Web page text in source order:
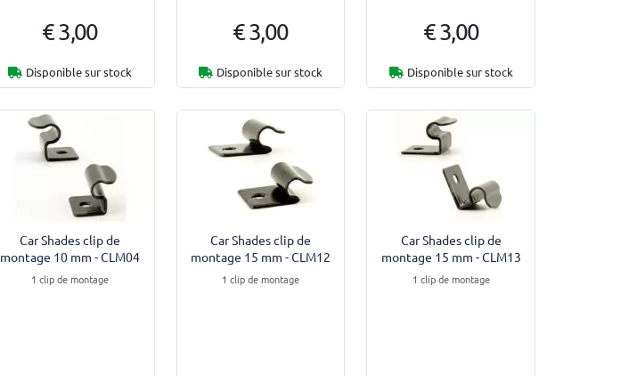
€ 3,00
Disponible sur stock
€ 3,00
Disponible sur stock
€ 3,00
Disponible sur stock
Car Shades clip de
montage 10 mm - CLM04
1 clip de montage
Car Shades clip de
montage 15 mm - CLM12
1 clip de montage
Car Shades clip de
montage 15 mm - CLM13
1 clip de montage